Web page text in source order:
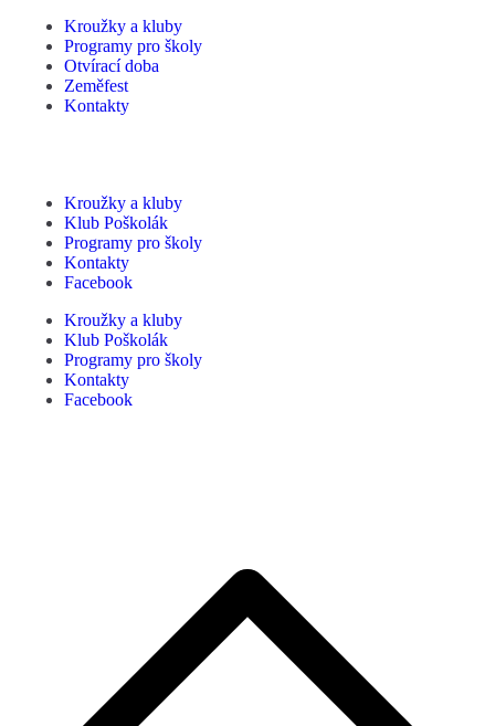
Kroužky a kluby
Programy pro školy
Otvírací doba
Zeměfest
Kontakty
Kroužky a kluby
Klub Poškolák
Programy pro školy
Kontakty
Facebook
Kroužky a kluby
Klub Poškolák
Programy pro školy
Kontakty
Facebook